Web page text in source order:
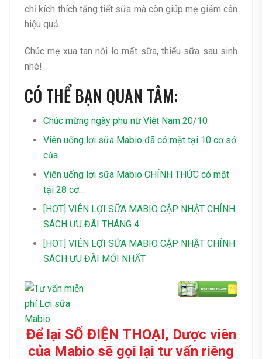
chỉ kích thích tăng tiết sữa mà còn giúp mẹ giảm cân
hiệu quả.
Chúc mẹ xua tan nỗi lo mất sữa, thiếu sữa sau sinh
nhé!
CÓ THỂ BẠN QUAN TÂM:
Chúc mừng ngày phụ nữ Việt Nam 20/10
Viên uống lợi sữa Mabio đã có mặt tại 10 cơ sở
của…
Viên uống lợi sữa Mabio CHÍNH THỨC có mặt
tại 28 cơ…
[HOT] VIÊN LỢI SỮA MABIO CẬP NHẬT CHÍNH
SÁCH ƯU ĐÃI THÁNG 4
[HOT] VIÊN LỢI SỮA MABIO CẬP NHẬT CHÍNH
SÁCH ƯU ĐÃI MỚI NHẤT
Để lại SỐ ĐIỆN THOẠI, Dược viên
của Mabio sẽ gọi lại tư vấn riêng